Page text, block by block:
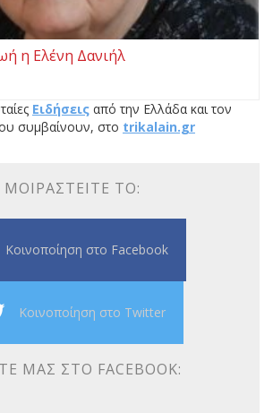
η Ελένη Δανιήλ
Ειδήσεις από την Ελλάδα και τον
συμβαίνουν, στο trikalain.gr
ΜΟΙΡΑΣΤΕΊΤΕ ΤΟ:
Κοινοποίηση στο Facebook
Κοινοποίηση στο Twitter
ΜΑΣ ΣΤΟ FACEBOOK: